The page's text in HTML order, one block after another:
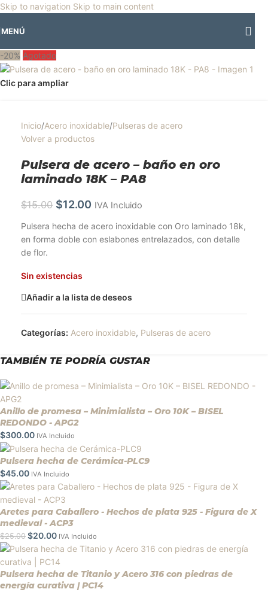
Skip to navigation Skip to main content
🎡Horario especial por vacaciones agostinas
MENÚ
-20% Agotado
Clic para ampliar
Inicio/Acero inoxidable/Pulseras de acero
Volver a productos
Pulsera de acero – baño en oro
laminado 18K – PA8
$15.00 $12.00 IVA Incluido
Pulsera hecha de acero inoxidable con Oro laminado 18k,
en forma doble con eslabones entrelazados, con detalle
de flor.
Sin existencias
Añadir a la lista de deseos
Categorías: Acero inoxidable, Pulseras de acero
TAMBIÉN TE PODRÍA GUSTAR
Anillo de promesa – Minimialista – Oro 10K – BISEL
REDONDO - APG2
$300.00 IVA Incluido
Pulsera hecha de Cerámica-PLC9
$45.00 IVA Incluido
Aretes para Caballero - Hechos de plata 925 - Figura de X
medieval - ACP3
$25.00 $20.00 IVA Incluido
Pulsera hecha de Titanio y Acero 316 con piedras de
energía curativa | PC14